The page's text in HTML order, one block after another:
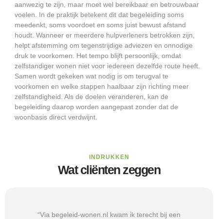
aanwezig te zijn, maar moet wel bereikbaar en betrouwbaar
voelen. In de praktijk betekent dit dat begeleiding soms
meedenkt, soms voordoet en soms juist bewust afstand
houdt. Wanneer er meerdere hulpverleners betrokken zijn,
helpt afstemming om tegenstrijdige adviezen en onnodige
druk te voorkomen. Het tempo blijft persoonlijk, omdat
zelfstandiger wonen niet voor iedereen dezelfde route heeft.
Samen wordt gekeken wat nodig is om terugval te
voorkomen en welke stappen haalbaar zijn richting meer
zelfstandigheid. Als de doelen veranderen, kan de
begeleiding daarop worden aangepast zonder dat de
woonbasis direct verdwijnt.
INDRUKKEN
Wat cliënten zeggen
“Via begeleid-wonen.nl kwam ik terecht bij een